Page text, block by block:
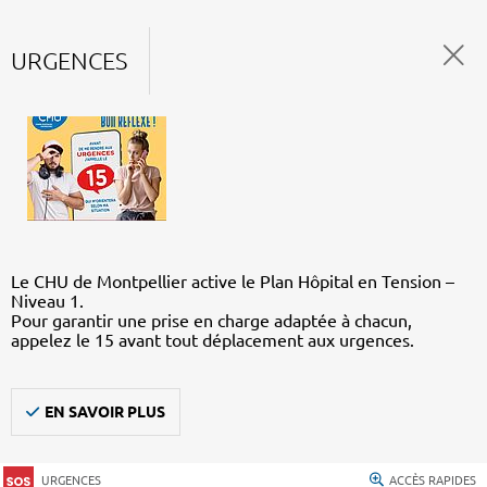
URGENCES
Le CHU de Montpellier active le Plan Hôpital en Tension –
Niveau 1.
Pour garantir une prise en charge adaptée à chacun,
appelez le 15 avant tout déplacement aux urgences.
EN SAVOIR PLUS
URGENCES ACCÈS RAPIDES